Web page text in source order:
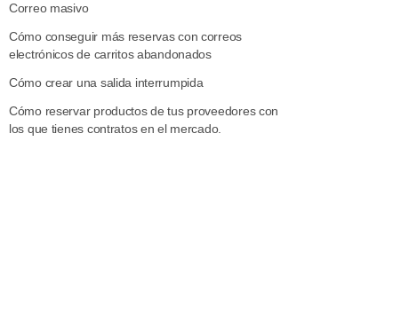
Correo masivo
Cómo conseguir más reservas con correos
electrónicos de carritos abandonados
Cómo crear una salida interrumpida
Cómo reservar productos de tus proveedores con
los que tienes contratos en el mercado.